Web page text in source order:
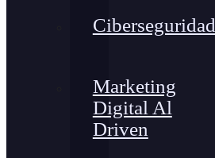
Ciberseguridad
Marketing
Digital Al
Driven